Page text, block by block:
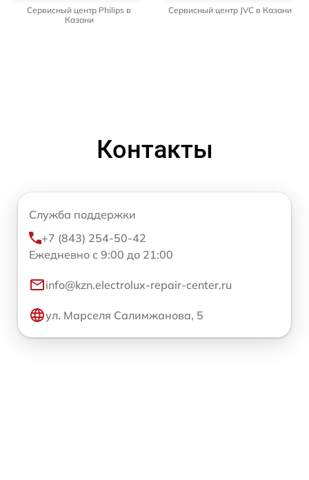
Сервисный центр Philips в
Казани
Сервисный центр JVC в Казани
Контакты
Служба поддержки
+7 (843) 254-50-42
Ежедневно с 9:00 до 21:00
info@kzn.electrolux-repair-center.ru
ул. Марселя Салимжанова, 5